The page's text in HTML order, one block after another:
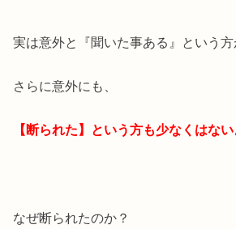
実は意外と『聞いた事ある』という方
さらに意外にも、
【断られた】という方も少なくはな
なぜ断られたのか？